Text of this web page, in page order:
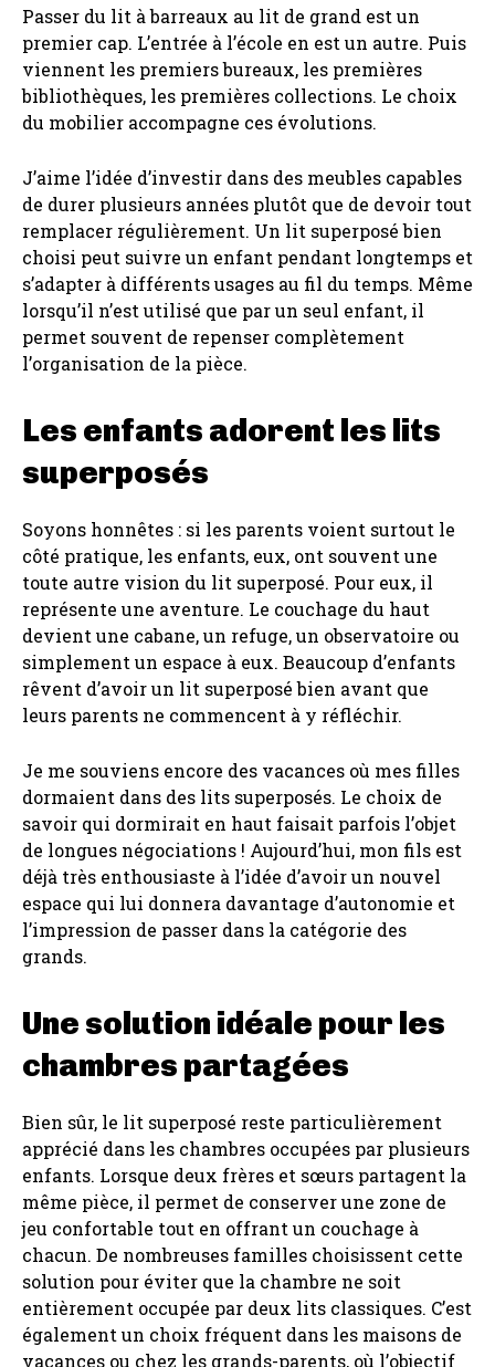
Passer du lit à barreaux au lit de grand est un
premier cap. L’entrée à l’école en est un autre. Puis
viennent les premiers bureaux, les premières
bibliothèques, les premières collections. Le choix
du mobilier accompagne ces évolutions.
J’aime l’idée d’investir dans des meubles capables
de durer plusieurs années plutôt que de devoir tout
remplacer régulièrement. Un lit superposé bien
choisi peut suivre un enfant pendant longtemps et
s’adapter à différents usages au fil du temps. Même
lorsqu’il n’est utilisé que par un seul enfant, il
permet souvent de repenser complètement
l’organisation de la pièce.
Les enfants adorent les lits
superposés
Soyons honnêtes : si les parents voient surtout le
côté pratique, les enfants, eux, ont souvent une
toute autre vision du lit superposé. Pour eux, il
représente une aventure. Le couchage du haut
devient une cabane, un refuge, un observatoire ou
simplement un espace à eux. Beaucoup d’enfants
rêvent d’avoir un lit superposé bien avant que
leurs parents ne commencent à y réfléchir.
Je me souviens encore des vacances où mes filles
dormaient dans des lits superposés. Le choix de
savoir qui dormirait en haut faisait parfois l’objet
de longues négociations ! Aujourd’hui, mon fils est
déjà très enthousiaste à l’idée d’avoir un nouvel
espace qui lui donnera davantage d’autonomie et
l’impression de passer dans la catégorie des
grands.
Une solution idéale pour les
chambres partagées
Bien sûr, le lit superposé reste particulièrement
apprécié dans les chambres occupées par plusieurs
enfants. Lorsque deux frères et sœurs partagent la
même pièce, il permet de conserver une zone de
jeu confortable tout en offrant un couchage à
chacun. De nombreuses familles choisissent cette
solution pour éviter que la chambre ne soit
entièrement occupée par deux lits classiques. C’est
également un choix fréquent dans les maisons de
vacances ou chez les grands-parents, où l’objectif